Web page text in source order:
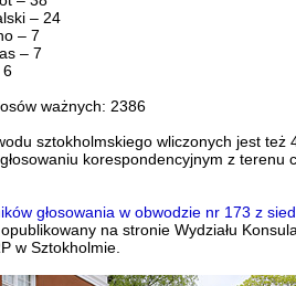
– 24
– 7
– 7
6
ważnych: 2386
sztokholmskiego wliczonych jest też
korespondencyjnym z terenu
głosowania w obwodzie nr 173 z
opublikowany na stronie Wydziału
w Sztokholmie.